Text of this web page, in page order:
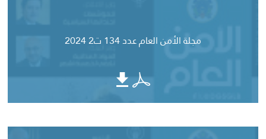
مجلة الأمن العام عدد 134 ت2 2024